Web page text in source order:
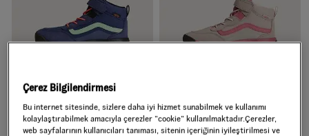
MTE MINI CREST AYAKKABI MTE MINI CREST AYAKKABI
Çerez Bilgilendirmesi
Bu internet sitesinde, sizlere daha iyi hizmet sunabilmek ve kullanımı
kolaylaştırabilmek amacıyla çerezler ”cookie” kullanılmaktadır.Çerezler,
web sayfalarının kullanıcıları tanıması, sitenin içeriğinin iyileştirilmesi ve